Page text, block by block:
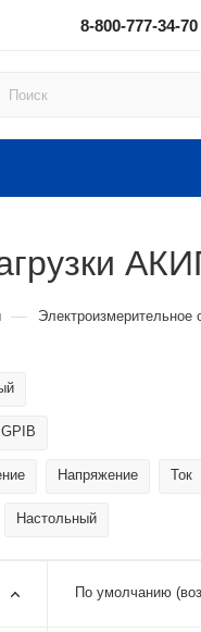
8-800-777-34-70
— Электроизмерительное
GPIB
Напряжение Ток
Настольный
По умолчанию